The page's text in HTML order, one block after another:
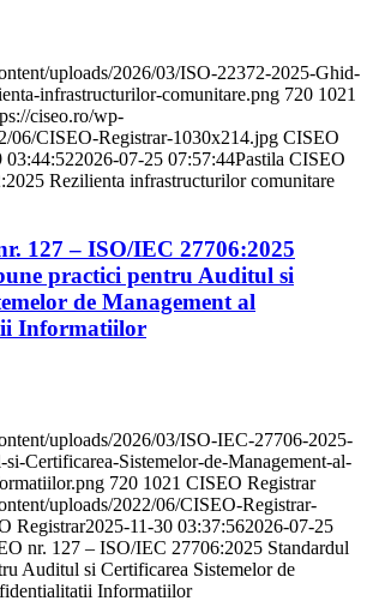
uploads/2026/03/ISO-22372-2025-Ghid-
infrastructurilor-comunitare.png 720 1021
ciseo.ro/wp-
06/CISEO-Registrar-1030x214.jpg CISEO
03:44:522026-07-25 07:57:44Pastila CISEO
Rezilienta infrastructurilor comunitare
127 – ISO/IEC 27706:2025
practici pentru Auditul si
de Management al
Informatiilor
uploads/2026/03/ISO-IEC-27706-2025-
Certificarea-Sistemelor-de-Management-al-
720 1021 CISEO Registrar
uploads/2022/06/CISEO-Registrar-
Registrar2025-11-30 03:37:562026-07-25
nr. 127 – ISO/IEC 27706:2025 Standardul
Auditul si Certificarea Sistemelor de
Informatiilor